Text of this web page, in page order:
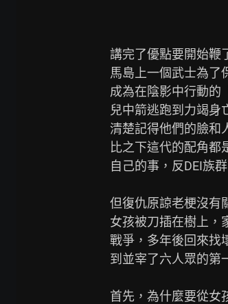
講完了優點要開始鞭
馬島上一個武士為了
成為在陰影中行動的
兒中箭逃跑到力竭身
清楚記得他們的臉和
比之下這代的配角都
自己的事，反DEI族
但復仇原諒老梗沒有
女孩被刀插在樹上，
戰爭，多年後回來找
到並宰了六人眾的第
首先，為什麼要從女